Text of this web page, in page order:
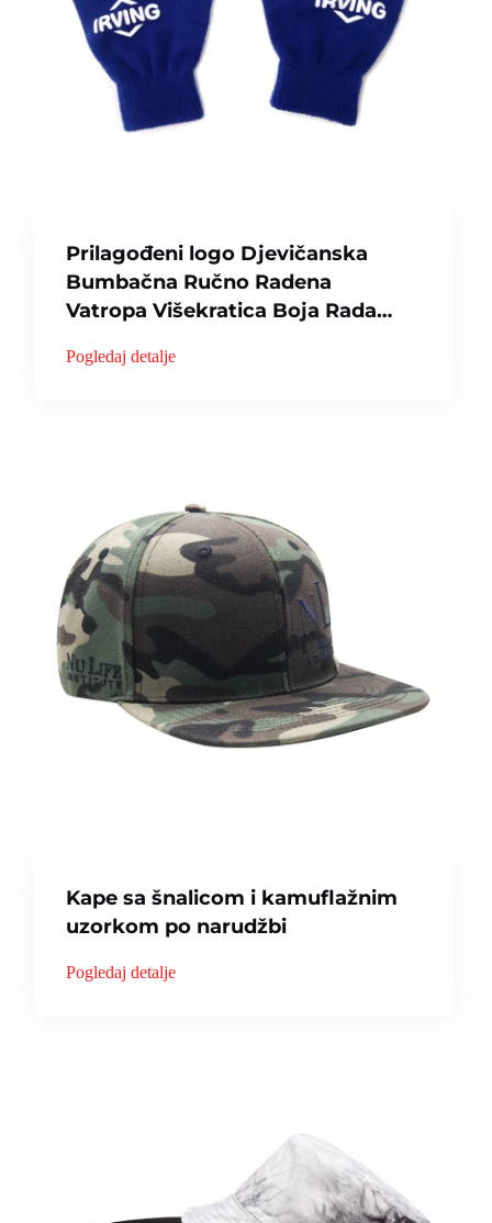
Prilagođeni logo Djevičanska
Bumbačna Ručno Radena
Vatropa Višekratica Boja Rada
Pogledaj detalje
Kape sa šnalicom i kamuflažnim
uzorkom po narudžbi
Pogledaj detalje